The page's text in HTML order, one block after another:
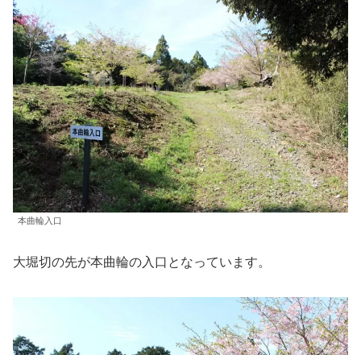
本曲輪入口
大堀切の先が本曲輪の入口となっています。